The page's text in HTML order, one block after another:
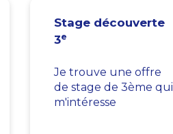
Stage découverte
3e
Je trouve une offre
de stage de 3ème qui
m'intéresse